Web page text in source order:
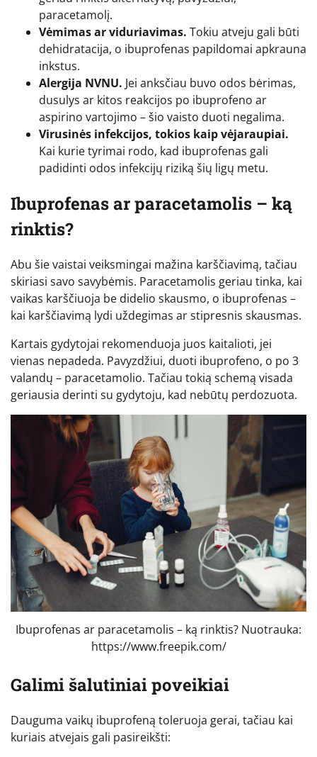
paracetamolį.
Vėmimas ar viduriavimas. Tokiu atveju gali būti
dehidratacija, o ibuprofenas papildomai apkrauna
inkstus.
Alergija NVNU. Jei anksčiau buvo odos bėrimas,
dusulys ar kitos reakcijos po ibuprofeno ar
aspirino vartojimo – šio vaisto duoti negalima.
Virusinės infekcijos, tokios kaip vėjaraupiai.
Kai kurie tyrimai rodo, kad ibuprofenas gali
padidinti odos infekcijų riziką šių ligų metu.
Ibuprofenas ar paracetamolis – ką
rinktis?
Abu šie vaistai veiksmingai mažina karščiavimą, tačiau
skiriasi savo savybėmis. Paracetamolis geriau tinka, kai
vaikas karščiuoja be didelio skausmo, o ibuprofenas –
kai karščiavimą lydi uždegimas ar stipresnis skausmas.
Kartais gydytojai rekomenduoja juos kaitalioti, jei
vienas nepadeda. Pavyzdžiui, duoti ibuprofeno, o po 3
valandų – paracetamolio. Tačiau tokią schemą visada
geriausia derinti su gydytoju, kad nebūtų perdozuota.
Ibuprofenas ar paracetamolis – ką rinktis? Nuotrauka:
https://www.freepik.com/
Galimi šalutiniai poveikiai
Dauguma vaikų ibuprofeną toleruoja gerai, tačiau kai
kuriais atvejais gali pasireikšti: